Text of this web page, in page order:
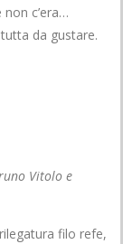
non c’era…
da gustare.
Vitolo e
filo refe,